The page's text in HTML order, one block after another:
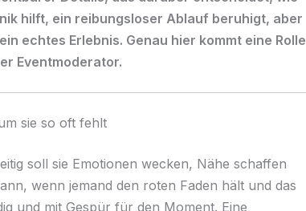
hilft, ein reibungsloser Ablauf beruhigt, aber
echtes Erlebnis. Genau hier kommt eine Rolle
Eventmoderator.
sie so oft fehlt
soll sie Emotionen wecken, Nähe schaffen
wenn jemand den roten Faden hält und das
und mit Gespür für den Moment. Eine